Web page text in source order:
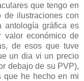
que tengo en
de ilustraciones con
antología gráfica es
valor económico de
de esos que tuve
un dia vi un precio
debajo de su PVP),
que he hecho en mi